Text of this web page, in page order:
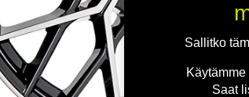
Sallitko
Saat